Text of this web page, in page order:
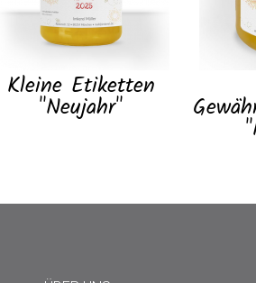
Kleine Etiketten
"Neujahr"